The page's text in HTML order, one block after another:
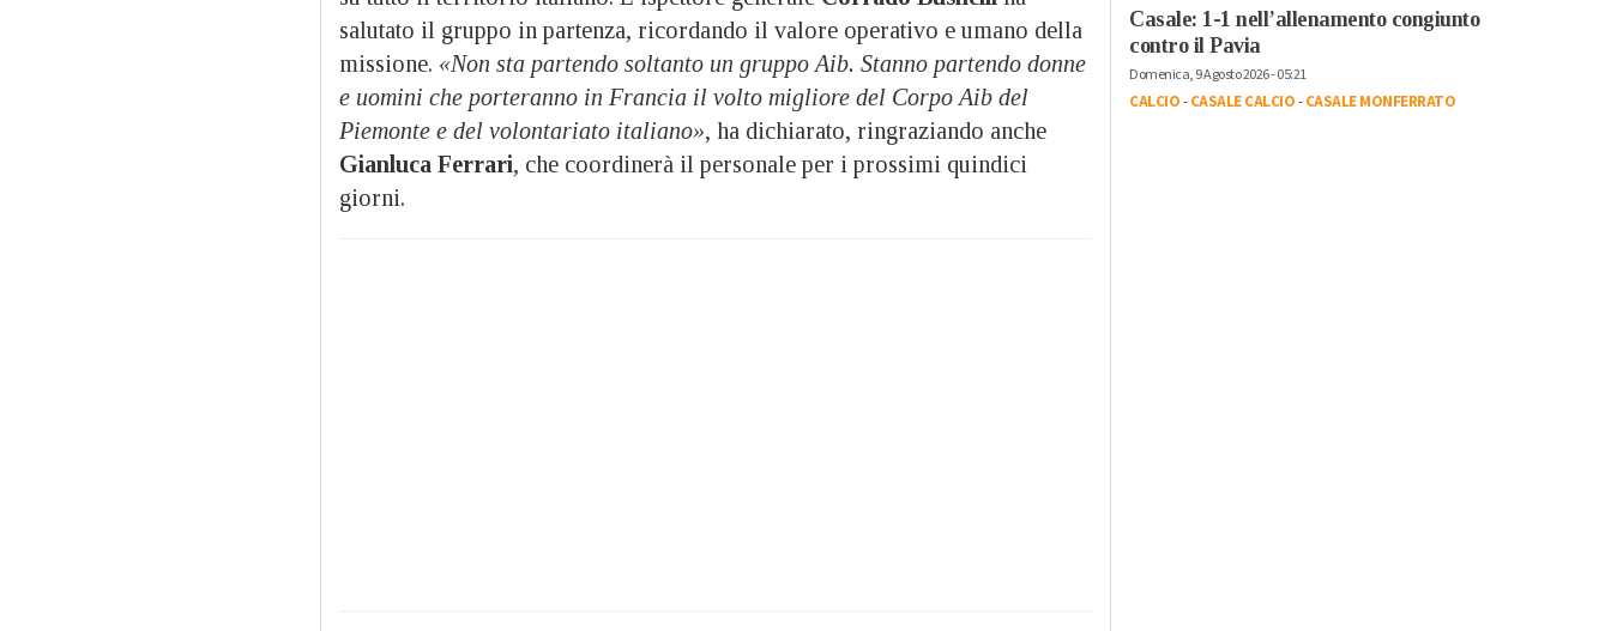
salutato il gruppo in partenza, ricordando il valore operativo e umano della
missione. «Non sta partendo soltanto un gruppo Aib. Stanno partendo donne
e uomini che porteranno in Francia il volto migliore del Corpo Aib del
Piemonte e del volontariato italiano», ha dichiarato, ringraziando anche
Gianluca Ferrari, che coordinerà il personale per i prossimi quindici
giorni.
Casale: 1-1 nell’allenamento congiunto
contro il Pavia
Domenica, 9 Agosto 2026 - 05:21
CALCIO-CASALE CALCIO-CASALE MONFERRATO